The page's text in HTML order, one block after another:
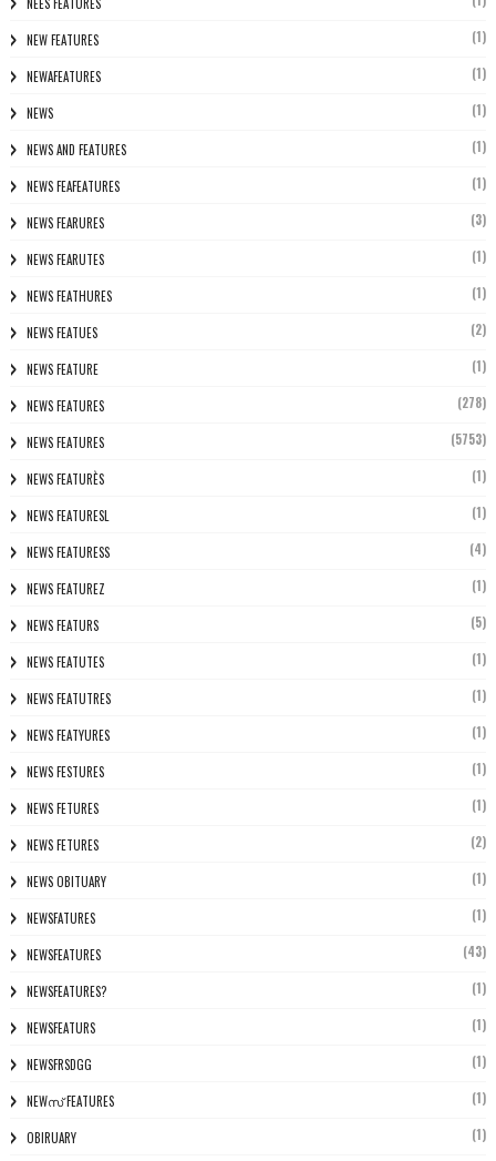
NEW FEATURES (1)
NEWAFEATURES (1)
NEWS (1)
NEWS AND FEATURES (1)
NEWS FEAFEATURES (1)
NEWS FEARURES (3)
NEWS FEARUTES (1)
NEWS FEATHURES (1)
NEWS FEATUES (2)
NEWS FEATURE (1)
NEWS FEATURES (278)
NEWS FEATURES (5753)
NEWS FEATURÈS (1)
NEWS FEATURESL (1)
NEWS FEATURESS (4)
NEWS FEATUREZ (1)
NEWS FEATURS (5)
NEWS FEATUTES (1)
NEWS FEATUTRES (1)
NEWS FEATYURES (1)
NEWS FESTURES (1)
NEWS FETURES (1)
NEWS FETURES (2)
NEWS OBITUARY (1)
NEWSFATURES (1)
NEWSFEATURES (43)
NEWSFEATURES? (1)
NEWSFEATURS (1)
NEWSFRSDGG (1)
NEWസ് FEATURES (1)
OBIRUARY (1)